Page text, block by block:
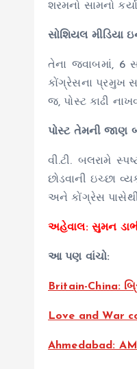
શરમનો સામનો
સોશિયલ મીડિયા
તેના જવાબમાં, 6
કોંગ્રેસના પ્રમુખ
જ, પોસ્ટ કાઢી
પોસ્ટ તેમની જાણ
વી.ટી. બલરામે
છોડવાની ઇચ્છા
અને કોંગ્રેસ
અહેવાલ: સુમન
આ પણ વાંચો:
Britain-China:
Love and War
Ahmedabad: